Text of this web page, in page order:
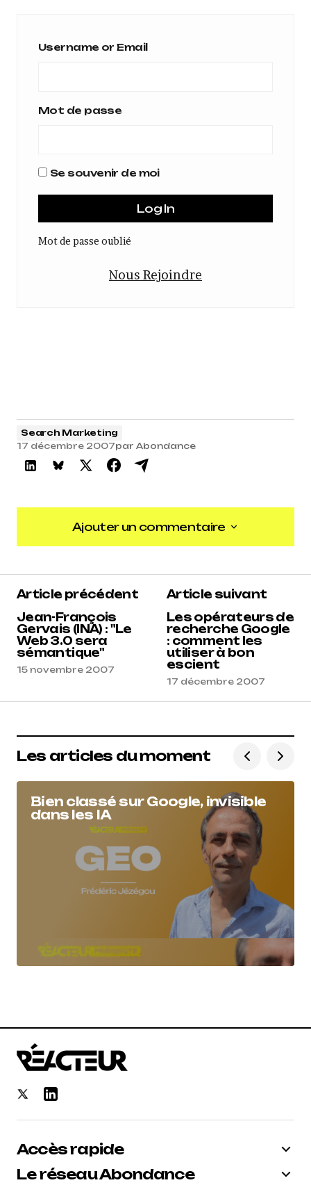
Username or Email
Mot de passe
Se souvenir de moi
Mot de passe oublié
Nous Rejoindre
Search Marketing
17 décembre 2007par Abondance
Ajouter un commentaire
Ajouter un commentaire
Article précédent
Jean-François
Gervais (INA) : "Le
Web 3.0 sera
sémantique"
15 novembre 2007
Article suivant
Les opérateurs de
recherche Google
: comment les
utiliser à bon
escient
17 décembre 2007
Les articles du moment
Bien classé sur Google, invisible
dans les IA
Accès rapide
Le réseau Abondance